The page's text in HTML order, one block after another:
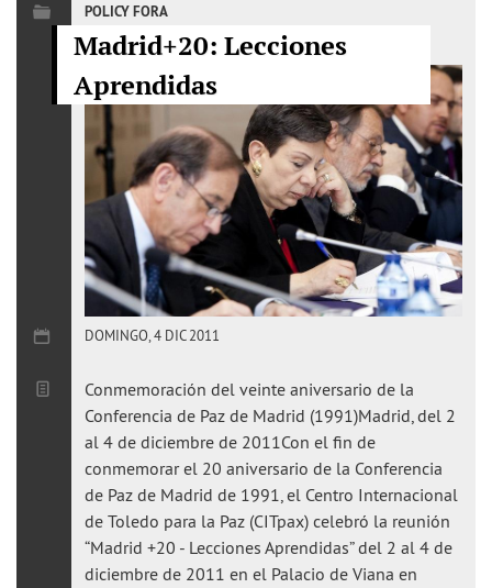
POLICY FORA
Madrid+20: Lecciones
Aprendidas
DOMINGO, 4 DIC 2011
Conmemoración del veinte aniversario de la
Conferencia de Paz de Madrid (1991)Madrid, del 2
al 4 de diciembre de 2011Con el fin de
conmemorar el 20 aniversario de la Conferencia
de Paz de Madrid de 1991, el Centro Internacional
de Toledo para la Paz (CITpax) celebró la reunión
“Madrid +20 - Lecciones Aprendidas” del 2 al 4 de
diciembre de 2011 en el Palacio de Viana en